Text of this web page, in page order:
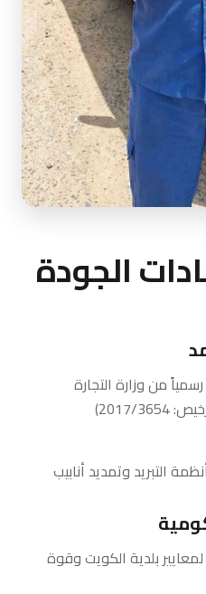
الجودة
منوزارة التجارة
3654)
التبريد وتمديد أنابيب
بلدية الكويت وقوة